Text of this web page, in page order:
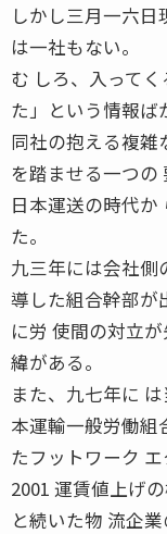
しかし三月一六
は一社もない。
む しろ、入って
た」という情報ば
同社の抱える複雑
を踏ませる一つの
日本運送の時代か
た。
九三年には会社側
導した組合幹部が
に労 使間の対立
緯がある。
また、九七年に
本運輸一般労働組
たフットワーク
2001 運賃値上げ
と続いた物 流企